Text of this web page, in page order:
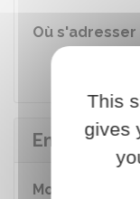
Où s'adresser
Entre 6 et
Mon enfant
This
gives